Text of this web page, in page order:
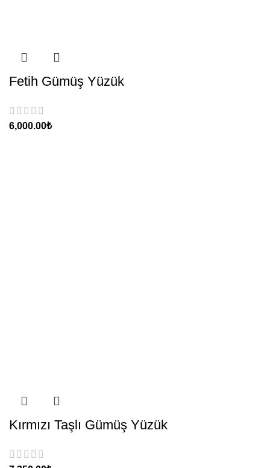
Fetih Gümüş Yüzük
₺
Kırmızı Taşlı Gümüş Yüzük